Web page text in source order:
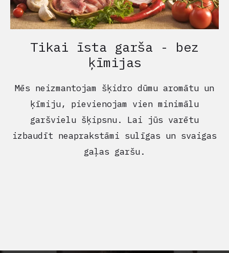
Tikai īsta garša - bez
ķīmijas
Mēs neizmantojam šķidro dūmu aromātu un
ķīmiju, pievienojam vien minimālu
garšvielu šķipsnu. Lai jūs varētu
izbaudīt neaprakstāmi sulīgas un svaigas
gaļas garšu.